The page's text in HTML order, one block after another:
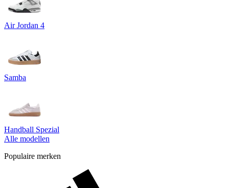
Air Jordan 4
Samba
Handball Spezial
Alle modellen
Populaire merken